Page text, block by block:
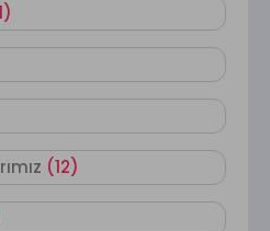
(12)